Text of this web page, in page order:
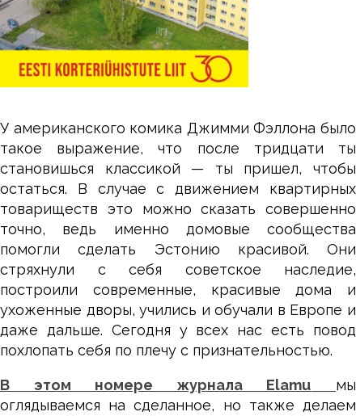
У американского комика Джимми Фэллона было
такое выражение, что после тридцати ты
становишься классикой — ты пришел, чтобы
остаться. В случае с движением квартирных
товариществ это можно сказать совершенно
точно, ведь именно домовые сообщества
помогли сделать Эстонию красивой. Они
стряхнули с себя советское наследие,
построили современные, красивые дома и
ухоженные дворы, учились и обучали в Европе и
даже дальше. Сегодня у всех нас есть повод
похлопать себя по плечу с признательностью.
В этом номере журнала Elamu
мы
оглядываемся на сделанное, но также делаем